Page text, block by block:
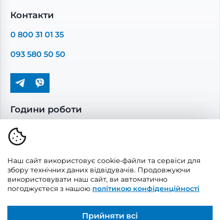
Комплектуючі вентиляції
Дверцята ревізійні
Контакти
0 800 31 01 35
093 580 50 50
Години роботи
Сб-Нд: вихідні
Наш сайт використовує cookie-файли та сервіси для
збору технічних даних відвідувачів. Продовжуючи
використовувати наш сайт, ви автоматично
погоджуєтеся з нашою політикою конфіденційності
Прийняти всі